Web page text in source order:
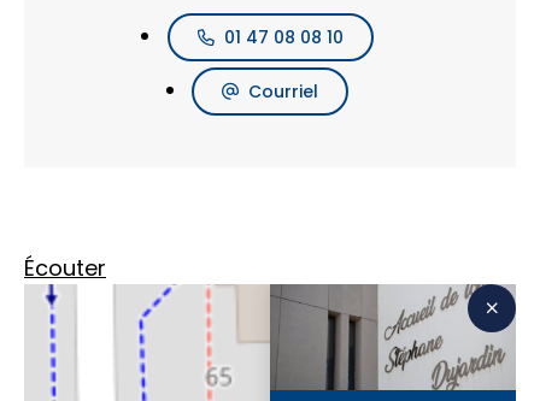
01 47 08 08 10
Courriel
Écouter